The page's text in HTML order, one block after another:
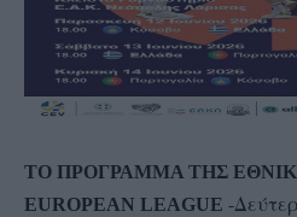
ΤΟ ΠΡΟΓΡΑΜΜΑ ΤΗΣ
EUROPEAN LEAGUE -